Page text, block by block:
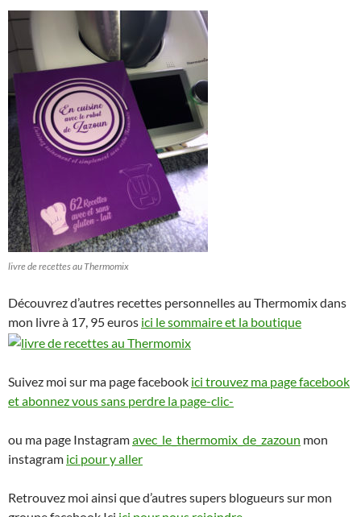
livre de recettes au Thermomix
Découvrez d’autres recettes personnelles au Thermomix dans
mon livre à 17, 95 euros ici le sommaire et la boutique
Suivez moi sur ma page facebook ici trouvez ma page facebook
et abonnez vous sans perdre la page-clic-
ou ma page Instagramavec_le_thermomix_de_zazoun mon
instagram ici pour y aller
Retrouvez moi ainsi que d’autres supers blogueurs sur mon